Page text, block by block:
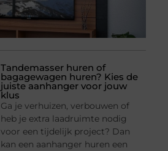
Tandemasser huren of
bagagewagen huren? Kies de
juiste aanhanger voor jouw
klus
Ga je verhuizen, verbouwen of
heb je extra laadruimte nodig
voor een tijdelijk project? Dan
kan een aanhanger huren een